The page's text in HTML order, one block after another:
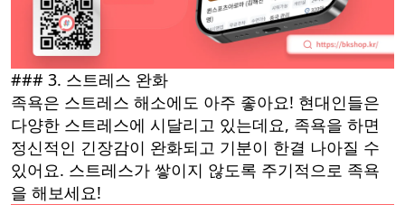
### 3. 스트레스 완화
족욕은 스트레스 해소에도 아주 좋아요! 현대인들은
다양한 스트레스에 시달리고 있는데요, 족욕을 하면
정신적인 긴장감이 완화되고 기분이 한결 나아질 수
있어요. 스트레스가 쌓이지 않도록 주기적으로 족욕
을 해보세요!